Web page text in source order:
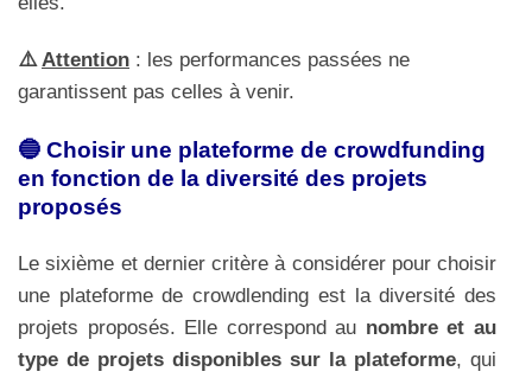
⚠️Attention : les performances passées ne
garantissent pas celles à venir.
🔵 Choisir une plateforme de crowdfunding
en fonction de la diversité des projets
proposés
Le sixième et dernier critère à considérer pour choisir
une plateforme de crowdlending est la diversité des
projets proposés. Elle correspond au nombre et au
type de projets disponibles sur la plateforme, qui